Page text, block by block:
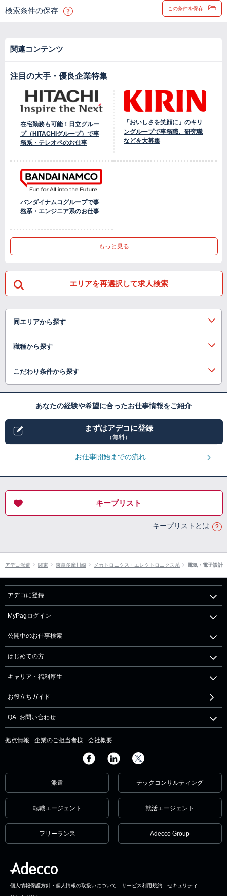
検索条件の保存 この条件を保存
関連コンテンツ
注目の大手・優良企業特集
在宅勤務も可能！日立グルー
プ（HITACHIグループ）で事
務系・テレオペのお仕事
「おいしさを笑顔に」のキリ
ングループで事務職、研究職
などを大募集
バンダイナムコグループで事
務系・エンジニア系のお仕事
もっと見る
エリアを再選択して求人検索
同エリアから探す
職種から探す
こだわり条件から探す
あなたの経験や希望に合ったお仕事情報をご紹介
まずはアデコに登録
（無料）
お仕事開始までの流れ
キープリスト
キープリストとは
アデコ派遣 関東 東急多摩川線 メカトロニクス・エレクトロニクス系 電気・電子設計
アデコに登録
MyPagログイン
公開中のお仕事検索
はじめての方
キャリア・福利厚生
お役立ちガイド
QA･お問い合わせ
拠点情報 企業のご担当者様 会社概要
派遣 テックコンサルティング
転職エージェント 就活エージェント
フリーランス Adecco Group
個人情報保護方針・個人情報の取扱いについて サービス利用規約 セキュリティ